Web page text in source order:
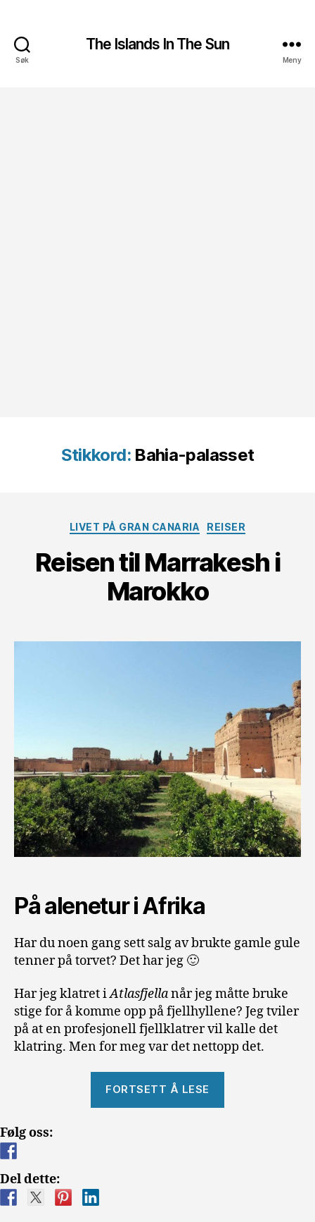
Søk
The Islands In The Sun
Meny
Stikkord: Bahia-palasset
Kategorier
LIVET PÅ GRAN CANARIA REISER
Reisen til Marrakesh i
Marokko
På alenetur i Afrika
Har du noen gang sett salg av brukte gamle gule
tenner på torvet? Det har jeg 🙂
Har jeg klatret iAtlasfjellanår jeg måtte bruke
stige for å komme opp på fjellhyllene? Jeg tviler
på at en profesjonell fjellklatrer vil kalle det
klatring. Men for meg var det nettopp det.
FORTSETT Å LESE
Følg oss:
Del dette: